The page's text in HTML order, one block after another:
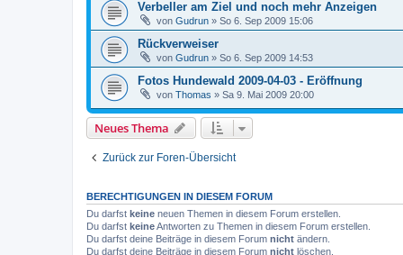
Verbeller am Ziel und noch mehr Anzeigen
von Gudrun » So 6. Sep 2009 15:06
Rückverweiser
von Gudrun » So 6. Sep 2009 14:53
Fotos Hundewald 2009-04-03 - Eröffnung
von Thomas » Sa 9. Mai 2009 20:00
Neues Thema
Zurück zur Foren-Übersicht
BERECHTIGUNGEN IN DIESEM FORUM
Du darfst keine neuen Themen in diesem Forum erstellen.
Du darfst keineAntworten zu Themen in diesem Forum erstellen.
Du darfst deine Beiträge in diesem Forum nicht ändern.
Du darfst deine Beiträge in diesem Forum nicht löschen.